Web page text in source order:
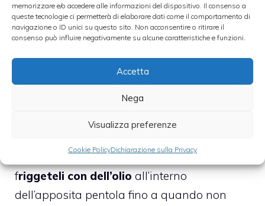
memorizzare e/o accedere alle informazioni del dispositivo. Il consenso a
queste tecnologie ci permetterà di elaborare dati come il comportamento di
navigazione o ID unici su questo sito. Non acconsentire o ritirare il
consenso può influire negativamente su alcune caratteristiche e funzioni.
Accetta
Nega
Visualizza preferenze
Cookie PolicyDichiarazione sulla Privacy
aggiungete i pomodori e il peperone
tagliati, poi aggiungete il sale.
Alzate la fiamma e aggiungete anche
l’origano, ilpeperoncinoben sbriciolato e il
, continuando a mescolare.
: infarinate i pezzetti tagliati e poi
friggeteli con dell’olio all’interno
dell’apposita pentola fino a quando non